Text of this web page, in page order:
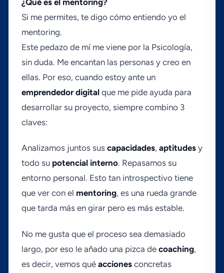
¿Qué es el mentoring?
Si me permites, te digo cómo entiendo yo el
mentoring.
Este pedazo de mí­ me viene por la Psicologí­a,
sin duda. Me encantan las personas y creo en
ellas. Por eso, cuando estoy ante un
emprendedor digitalque me pide ayuda para
desarrollar su proyecto, siempre combino 3
claves:
Analizamos juntos sus capacidades, aptitudesy
todo su potencial interno. Repasamos su
entorno personal. Esto tan introspectivo tiene
que ver con el mentoring, es una rueda grande
que tarda más en girar pero es más estable.
No me gusta que el proceso sea demasiado
largo, por eso le añado una pizca de coaching,
es decir, vemos qué accionesconcretas